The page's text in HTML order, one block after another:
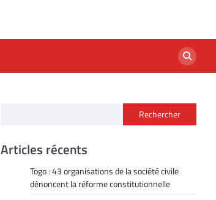
Rechercher
Articles récents
Togo : 43 organisations de la société civile
dénoncent la réforme constitutionnelle